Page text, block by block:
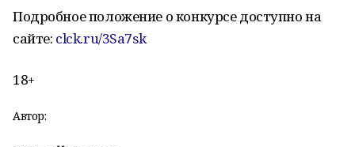
Подробное положение о конкурсе доступно на
сайте: clck.ru/3Sa7sk
18+
Автор: